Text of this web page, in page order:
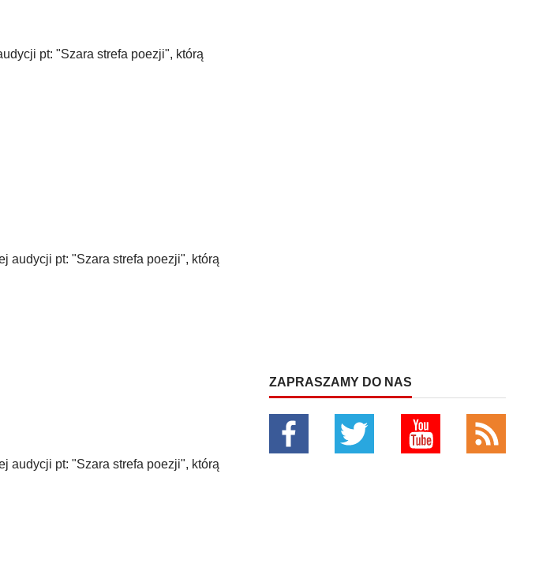
pt: "Szara strefa poezji", którą
audycji pt: "Szara strefa poezji", którą
audycji pt: "Szara strefa poezji", którą
ZAPRASZAMY DO NAS